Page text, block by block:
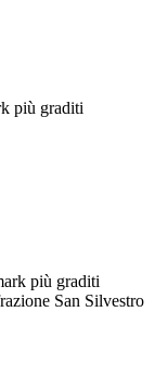
San Silvestro